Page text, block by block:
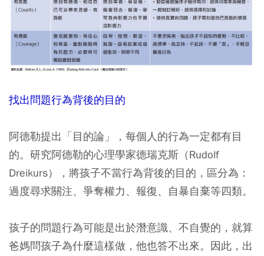
找出問題行為背後的目的
阿德勒提出「目的論」，每個人的行為一定都有目
的。研究阿德勒的心理學家德瑞克斯（Rudolf
Dreikurs），將孩子不當行為背後的目的，區分為：
過度尋求關注、爭奪權力、報復、自暴自棄等四類。
孩子的問題行為可能是出於潛意識、不自覺的，就算
爸媽問孩子為什麼這樣做，他也答不出來。因此，出